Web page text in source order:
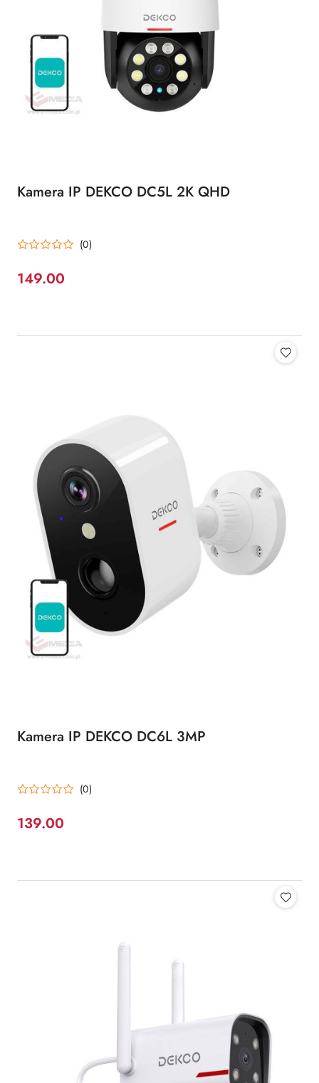
Kamera IP DEKCO DC5L 2K QHD
(0)
Cena:
149.00
Kamera IP DEKCO DC6L 3MP
(0)
Cena:
139.00